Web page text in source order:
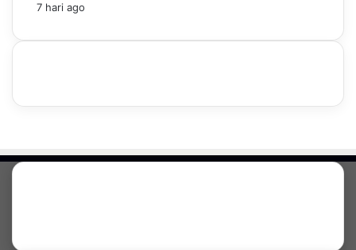
7 hari ago